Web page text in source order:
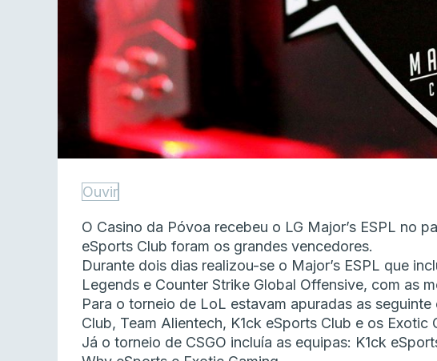
Ouvir
O Casino da Póvoa recebeu o LG Major’s ESPL no
eSports Club foram os grandes vencedores.
Durante dois dias realizou-se o Major’s ESPL que
Legends e Counter Strike Global Offensive, com as
Para o torneio de LoL estavam apuradas as
Club, Team Alientech, K1ck eSports Club e os Exotic
Já o torneio de CSGO incluía as equipas: K1ck